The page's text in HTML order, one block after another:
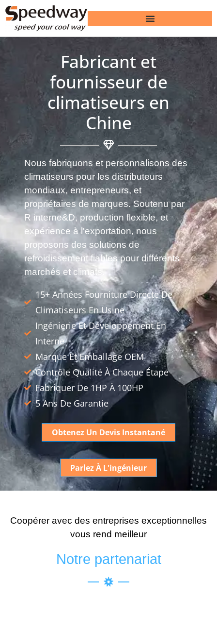
Fabricant et
fournisseur de
climatiseurs en
Chine
Nous fabriquons et personnalisons des
climatiseurs pour les distributeurs
mondiaux, entrepreneurs, et
propriétaires de marques. Soutenu par
R interne&D, production flexible, et
expérience à l'exportation, nous
proposons des solutions de
refroidissement fiables pour différents
marchés et climats.
15+ Années Fourniture Directe De
Climatiseurs En Usine
Ingénierie Et Développement En
Interne
Marque Et Emballage OEM
Contrôle Qualité À Chaque Étape
Fabriquer De 1HP À 100HP
5 Ans De Garantie
Obtenez Un Devis Instantané
Parlez À L'ingénieur
Coopérer avec des entreprises exceptionnelles
vous rend meilleur
Notre partenariat